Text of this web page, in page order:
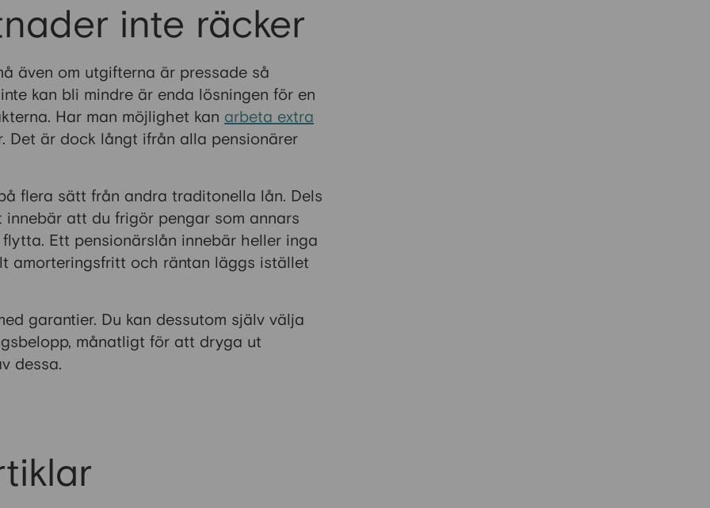
inte räcker
även om utgifterna är pressade så
kan bli mindre är enda lösningen för en
Har man möjlighet kan arbeta extra
Det är dock långt ifrån alla pensionärer
flera sätt från andra traditonella lån. Dels
att du frigör pengar som annars
Ett pensionärslån innebär heller inga
amorteringsfritt och räntan läggs istället
garantier. Du kan dessutom själv välja
månatligt för att dryga ut
dessa.